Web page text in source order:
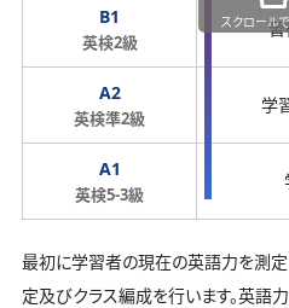
B1
英検2級
習
A2
英検準2級
学
A1
英検5-3級
スクロール
最初に学習者の現在の英語力を測定
定及びクラス編成を行います。英語